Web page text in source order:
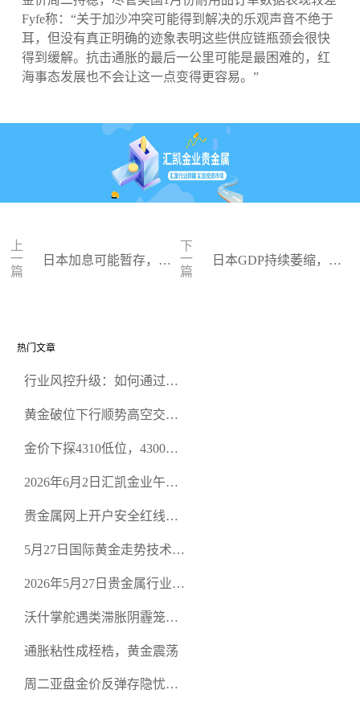
Fyfe称：“关于加沙冲突可能得到解决的乐观声音不绝于
耳，但没有真正明确的迹象表明这些供应链瓶颈会很快
得到缓解。抗击通胀的最后一公里可能是最困难的，红
海事态发展也不会让这一点变得更容易。”
上
一
篇
日本加息可能暂存，金
下
一
篇
日本GDP持续萎缩，金
热门文章
行业风控升级：如何通过正
规黄金开户交易平台？
黄金破位下行顺势高空交易
金价下探4310低位，4300关
2026年6月2日汇凯金业午盘
空头清算算法如何布防？
贵金属网上开户安全红线：
恶意洗盘陷阱
5月27日国际黄金走势技术盘
规黄金平台全方位行情解析
2026年5月27日贵金属行业新
正规贵金属开户平台迎开户
热潮
沃什掌舵遇类滞胀阴霾笼
通胀粘性成桎梏，黄金震荡
周二亚盘金价反弹存隐忧，